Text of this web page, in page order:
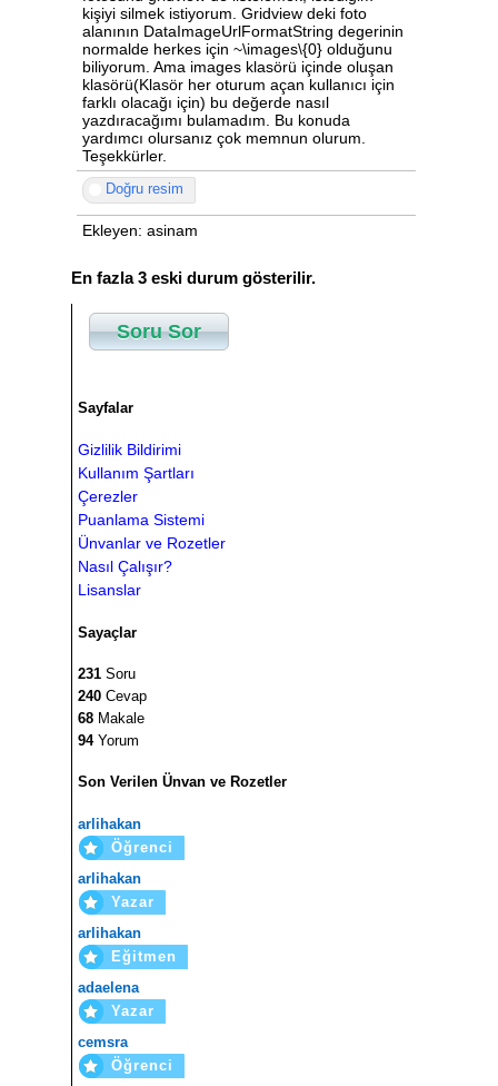
kişiyi silmek istiyorum. Gridview deki foto
alanının DataImageUrlFormatString degerinin
normalde herkes için ~\images\{0} olduğunu
biliyorum. Ama images klasörü içinde oluşan
klasörü(Klasör her oturum açan kullanıcı için
farklı olacağı için) bu değerde nasıl
yazdıracağımı bulamadım. Bu konuda
yardımcı olursanız çok memnun olurum.
Teşekkürler.
Doğru resim
Ekleyen: asinam
En fazla 3 eski durum gösterilir.
Soru Sor
Sayfalar
Gizlilik Bildirimi
Kullanım Şartları
Çerezler
Puanlama Sistemi
Ünvanlar ve Rozetler
Nasıl Çalışır?
Lisanslar
Sayaçlar
231 Soru
240 Cevap
68 Makale
94Yorum
Son Verilen Ünvan ve Rozetler
arlihakan
Öğrenci
arlihakan
Yazar
arlihakan
Eğitmen
adaelena
Yazar
cemsra
Öğrenci